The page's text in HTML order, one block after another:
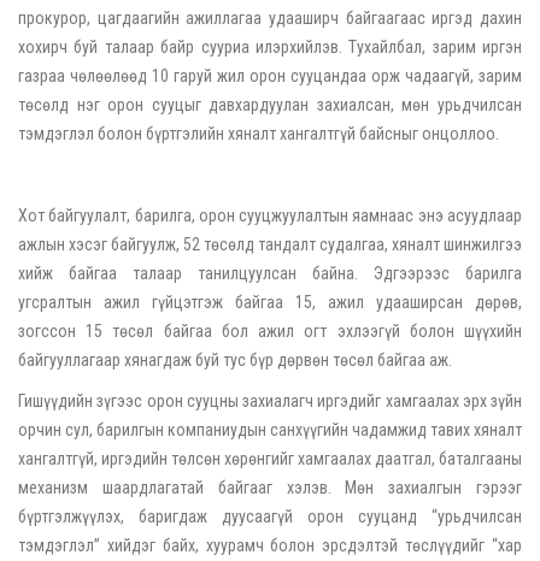
прокурор, цагдаагийн ажиллагаа удааширч байгаагаас иргэд дахин
хохирч буй талаар байр сууриа илэрхийлэв. Тухайлбал, зарим иргэн
газраа чөлөөлөөд 10 гаруй жил орон сууцандаа орж чадаагүй, зарим
төсөлд нэг орон сууцыг давхардуулан захиалсан, мөн урьдчилсан
тэмдэглэл болон бүртгэлийн хяналт хангалтгүй байсныг онцоллоо.
Хот байгуулалт, барилга, орон сууцжуулалтын яамнаас энэ асуудлаар
ажлын хэсэг байгуулж, 52 төсөлд тандалт судалгаа, хяналт шинжилгээ
хийж байгаа талаар танилцуулсан байна. Эдгээрээс барилга
угсралтын ажил гүйцэтгэж байгаа 15, ажил удааширсан дөрөв,
зогссон 15 төсөл байгаа бол ажил огт эхлээгүй болон шүүхийн
байгууллагаар хянагдаж буй тус бүр дөрвөн төсөл байгаа аж.
Гишүүдийн зүгээс орон сууцны захиалагч иргэдийг хамгаалах эрх зүйн
орчин сул, барилгын компаниудын санхүүгийн чадамжид тавих хяналт
хангалтгүй, иргэдийн төлсөн хөрөнгийг хамгаалах даатгал, баталгааны
механизм шаардлагатай байгааг хэлэв. Мөн захиалгын гэрээг
бүртгэлжүүлэх, баригдаж дуусаагүй орон сууцанд “урьдчилсан
тэмдэглэл” хийдэг байх, хуурамч болон эрсдэлтэй төслүүдийг “хар